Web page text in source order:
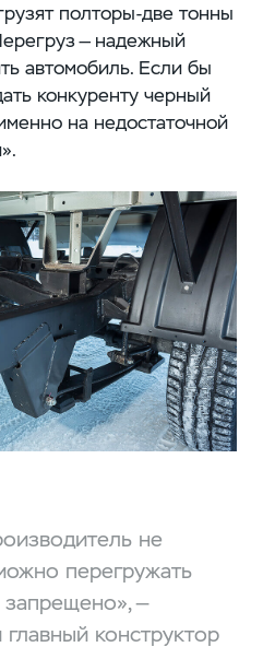
полторы-две тонны
— надежный
автомобиль. Если бы
конкуренту черный
на недостаточной
не
перегружать
—
конструктор